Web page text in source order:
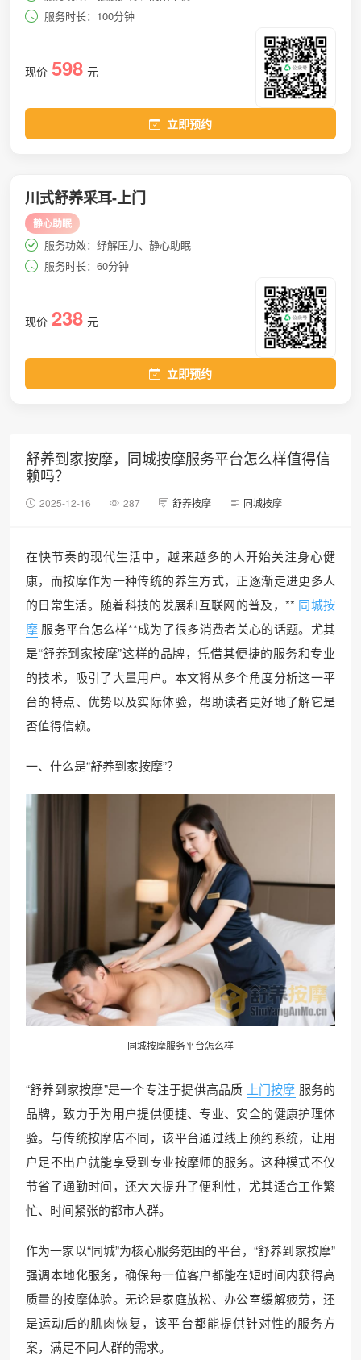
服务时长：100分钟
现价 598 元
立即预约
川式舒养采耳-上门
静心助眠
服务功效：纾解压力、静心助眠
服务时长：60分钟
现价 238 元
立即预约
舒养到家按摩，同城按摩服务平台怎么样值得信
赖吗？
2025-12-16 287 舒养按摩 同城按摩
在快节奏的现代生活中，越来越多的人开始关注身心健
康，而按摩作为一种传统的养生方式，正逐渐走进更多人
的日常生活。随着科技的发展和互联网的普及，** 同城按
摩 服务平台怎么样**成为了很多消费者关心的话题。尤其
是“舒养到家按摩”这样的品牌，凭借其便捷的服务和专业
的技术，吸引了大量用户。本文将从多个角度分析这一平
台的特点、优势以及实际体验，帮助读者更好地了解它是
否值得信赖。
一、什么是“舒养到家按摩”？
同城按摩服务平台怎么样
“舒养到家按摩”是一个专注于提供高品质 上门按摩 服务的
品牌，致力于为用户提供便捷、专业、安全的健康护理体
验。与传统按摩店不同，该平台通过线上预约系统，让用
户足不出户就能享受到专业按摩师的服务。这种模式不仅
节省了通勤时间，还大大提升了便利性，尤其适合工作繁
忙、时间紧张的都市人群。
作为一家以“同城”为核心服务范围的平台，“舒养到家按摩”
强调本地化服务，确保每一位客户都能在短时间内获得高
质量的按摩体验。无论是家庭放松、办公室缓解疲劳，还
是运动后的肌肉恢复，该平台都能提供针对性的服务方
案，满足不同人群的需求。